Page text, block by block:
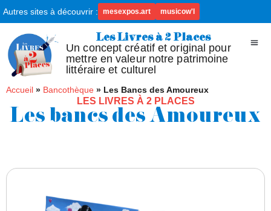
Autres sites à découvrir : mesexpos.art musicow'l
Les Livres à 2 Places
Un concept créatif et original pour
mettre en valeur notre patrimoine
littéraire et culturel
Accueil » Bancothèque » Les Bancs des Amoureux
LES LIVRES À 2 PLACES
Les bancs des Amoureux